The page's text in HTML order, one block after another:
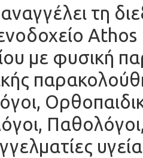
τη
με φυσική